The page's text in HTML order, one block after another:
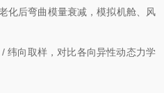
化后弯曲模量衰减，模拟机舱、风
纬向取样，对比各向异性动态力学